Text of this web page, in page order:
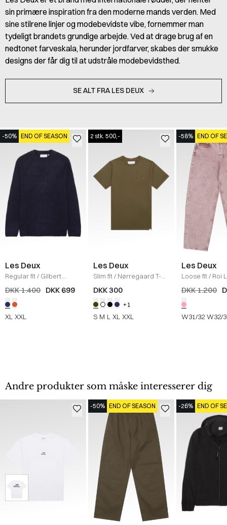
sin primære inspiration fra den moderne mands verden. Med
sine stilrene linjer og modebevidste vibe, fornemmer man
tydeligt brandets grundige arbejde. Ved at drage brug af en
nedtonet farveskala, herunder jordfarver, skabes der smukke
designs der får dig til at udstråle modebevidsthed.
SE ALT FRA LES DEUX
-50% END OF SEASON
Les Deux
Regular fit/ Gilbert
Crewneck Strik/ DARK
DKK 1.400 DKK 699
XL XXL
2 stk. 500,-
Les Deux
Slim fit/ Nørregaard T-
shirt /OLIVE
DKK 300
+1
S M L XL XXL
-58% END OF
Les Deux
Loose fit/ Roi
Jeans
PINK
DKK 1.200
W31/32 W32/
Andre produkter som måske interesserer dig
-50% END OF SEASON -26% END OF